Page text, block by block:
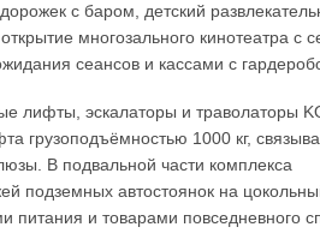
с баром, детский
многозального кинотеатра с
сеансов и кассами с
лифты, эскалаторы и траволаторы
грузоподъёмностью 1000 кг,
В подвальной части комплекса
подземных автостоянок на
питания и товарами повседневного